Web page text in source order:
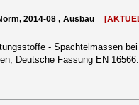
2014-08 , Ausbau
- Spachtelmassen
Deutsche Fassung EN